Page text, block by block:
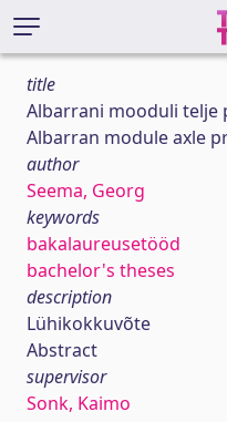
title
Albarrani mooduli telje
Albarran module axle
author
Seema, Georg
keywords
bakalaureusetööd
bachelor's theses
description
Lühikokkuvõte
Abstract
supervisor
Sonk, Kaimo